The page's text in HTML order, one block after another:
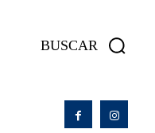
BUSCAR